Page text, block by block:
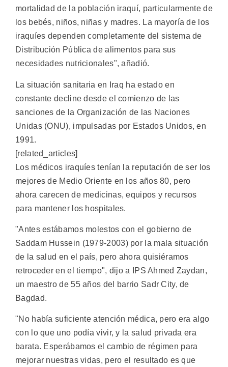
mortalidad de la población iraquí, particularmente de
los bebés, niños, niñas y madres. La mayoría de los
iraquíes dependen completamente del sistema de
Distribución Pública de alimentos para sus
necesidades nutricionales", añadió.
La situación sanitaria en Iraq ha estado en
constante decline desde el comienzo de las
sanciones de la Organización de las Naciones
Unidas (ONU), impulsadas por Estados Unidos, en
1991.
[related_articles]
Los médicos iraquíes tenían la reputación de ser los
mejores de Medio Oriente en los años 80, pero
ahora carecen de medicinas, equipos y recursos
para mantener los hospitales.
"Antes estábamos molestos con el gobierno de
Saddam Hussein (1979-2003) por la mala situación
de la salud en el país, pero ahora quisiéramos
retroceder en el tiempo", dijo a IPS Ahmed Zaydan,
un maestro de 55 años del barrio Sadr City, de
Bagdad.
"No había suficiente atención médica, pero era algo
con lo que uno podía vivir, y la salud privada era
barata. Esperábamos el cambio de régimen para
mejorar nuestras vidas, pero el resultado es que